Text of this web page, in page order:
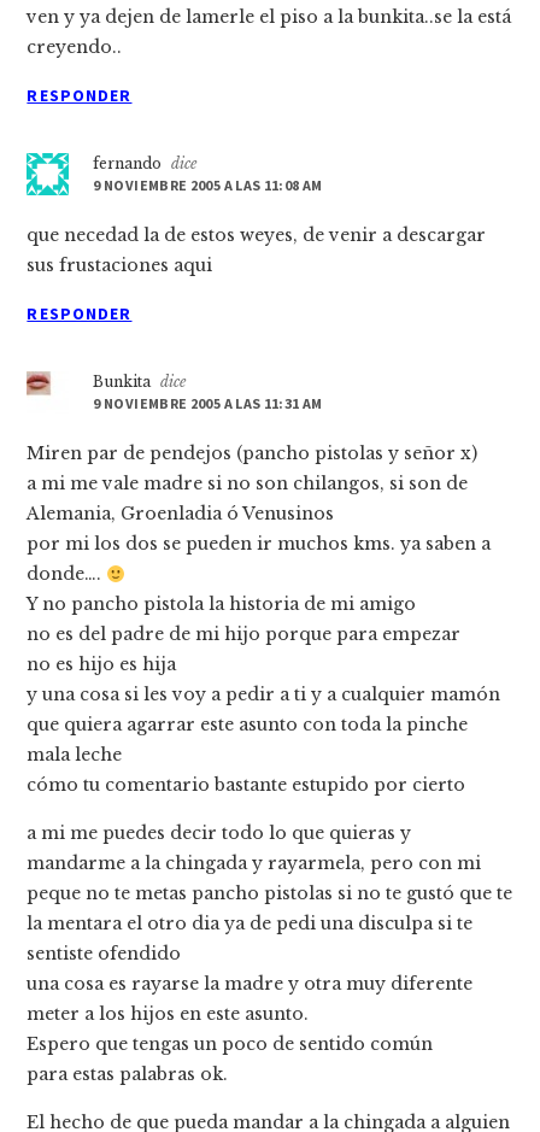
ven y ya dejen de lamerle el piso a la bunkita..se la está
creyendo..
RESPONDER
fernando
dice
9 NOVIEMBRE 2005 A LAS 11:08 AM
que necedad la de estos weyes, de venir a descargar
sus frustaciones aqui
RESPONDER
Bunkita dice
9 NOVIEMBRE 2005 A LAS 11:31 AM
Miren par de pendejos (pancho pistolas y señor x)
a mi me vale madre si no son chilangos, si son de
Alemania, Groenladia ó Venusinos
por mi los dos se pueden ir muchos kms. ya saben a
donde….
Y no pancho pistola la historia de mi amigo
no es del padre de mi hijo porque para empezar
no es hijo es hija
y una cosa si les voy a pedir a ti y a cualquier mamón
que quiera agarrar este asunto con toda la pinche
mala leche
cómo tu comentario bastante estupido por cierto
a mi me puedes decir todo lo que quieras y
mandarme a la chingada y rayarmela, pero con mi
peque no te metas pancho pistolas si no te gustó que te
la mentara el otro dia ya de pedi una disculpa si te
sentiste ofendido
una cosa es rayarse la madre y otra muy diferente
meter a los hijos en este asunto.
Espero que tengas un poco de sentido común
para estas palabras ok.
El hecho de que pueda mandar a la chingada a alguien